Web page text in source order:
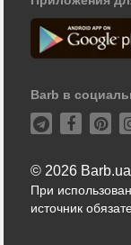
Barb в
© 2026 Barb.ua
При
источник